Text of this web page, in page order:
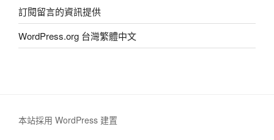
訂閱留言的資訊提供
WordPress.org 台灣繁體中文
本站採用 WordPress 建置